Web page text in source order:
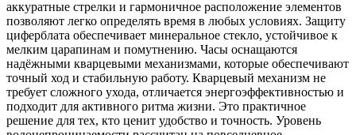
аккуратные стрелки и гармоничное расположение элементов
позволяют легко определять время в любых условиях. Защиту
циферблата обеспечивает минеральное стекло, устойчивое к
мелким царапинам и помутнению. Часы оснащаются
надёжными кварцевыми механизмами, которые обеспечивают
точный ход и стабильную работу. Кварцевый механизм не
требует сложного ухода, отличается энергоэффективностью и
подходит для активного ритма жизни. Это практичное
решение для тех, кто ценит удобство и точность. Уровень